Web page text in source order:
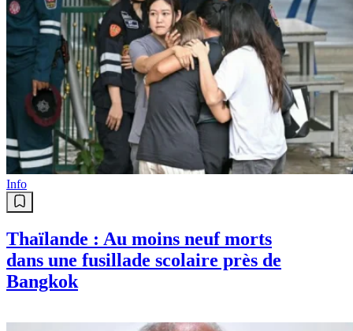
Info
Thaïlande : Au moins neuf morts
dans une fusillade scolaire près de
Bangkok